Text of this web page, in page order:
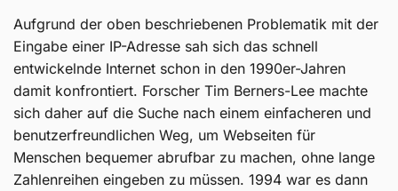
Aufgrund der oben beschriebenen Problematik mit der
Eingabe einer IP-Adresse sah sich das schnell
entwickelnde Internet schon in den 1990er-Jahren
damit konfrontiert. Forscher Tim Berners-Lee machte
sich daher auf die Suche nach einem einfacheren und
benutzerfreundlichen Weg, um Webseiten für
Menschen bequemer abrufbar zu machen, ohne lange
Zahlenreihen eingeben zu müssen. 1994 war es dann